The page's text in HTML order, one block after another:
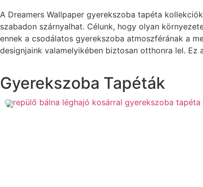
A Dreamers Wallpaper gyerekszoba tapéta
szabadon szárnyalhat. Célunk, hogy olyan
ennek a csodálatos gyerekszoba atmoszférának a
designjaink valamelyikében biztosan otthonra lel.
Gyerekszoba Tapéták